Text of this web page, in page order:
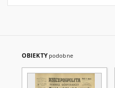
OBIEKTY podobne